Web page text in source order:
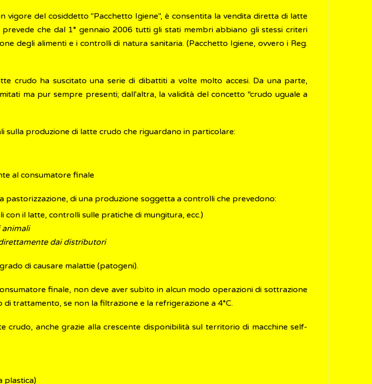
vigore del cosiddetto "Pacchetto Igiene", è consentita la vendita diretta di latte
che dal 1° gennaio 2006 tutti gli stati membri abbiano gli stessi criteri
degli alimenti e i controlli di natura sanitaria. (Pacchetto Igiene, ovvero i Reg.
crudo ha suscitato una serie di dibattiti a volte molto accesi. Da una parte,
ma pur sempre presenti; dall'altra, la validità del concetto “crudo uguale a
sulla produzione di latte crudo che riguardano in particolare:
al consumatore finale
pastorizzazione, di una produzione soggetta a controlli che prevedono:
il latte, controlli sulle pratiche di mungitura, ecc.)
animali
dai distributori
di causare malattie (patogeni).
finale, non deve aver subìto in alcun modo operazioni di sottrazione
trattamento, se non la filtrazione e la refrigerazione a 4°C.
crudo, anche grazie alla crescente disponibilità sul territorio di macchine self-
plastica)